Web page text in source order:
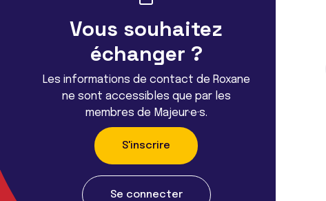
Vous souhaitez
échanger ?
Les informations de contact de Roxane
ne sont accessibles que par les
membres de Majeur·e·s.
S'inscrire
Se connecter